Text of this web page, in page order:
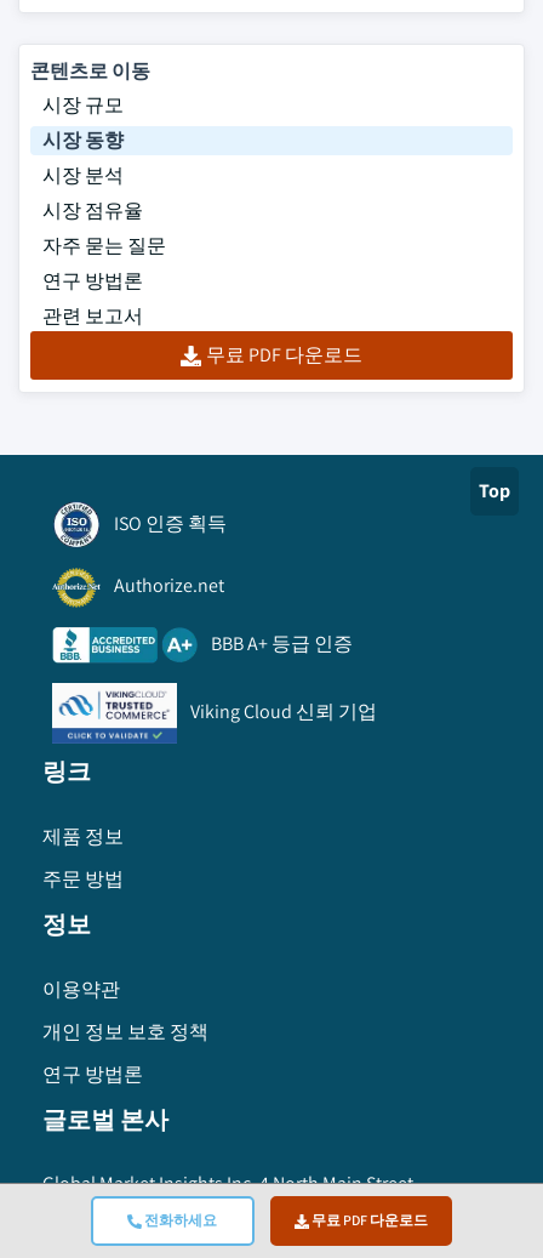
전화하세요 무료 PDF 다운로드
콘텐츠로 이동
시장 규모
시장 동향
시장 분석
시장 점유율
자주 묻는 질문
연구 방법론
관련 보고서
무료 PDF 다운로드
Top
ISO 인증 획득
Authorize.net
BBB A+ 등급 인증
Viking Cloud 신뢰 기업
링크
제품 정보
주문 방법
정보
이용약관
개인 정보 보호 정책
연구 방법론
글로벌 본사
Global Market Insights Inc. 4 North Main Street,
Selbyville, Delaware 19975 USA
Toll free :+1-888-689-0688